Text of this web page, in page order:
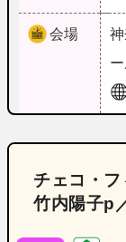
会場
チェコ・
竹内陽子p